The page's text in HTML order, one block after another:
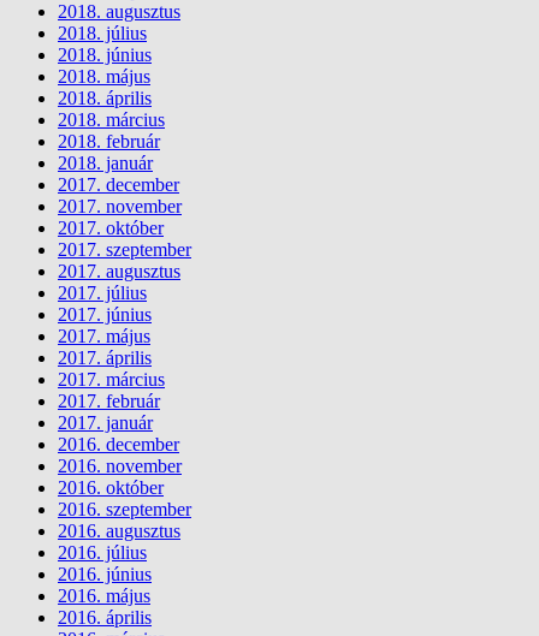
2018. augusztus
2018. július
2018. június
2018. május
2018. április
2018. március
2018. február
2018. január
2017. december
2017. november
2017. október
2017. szeptember
2017. augusztus
2017. július
2017. június
2017. május
2017. április
2017. március
2017. február
2017. január
2016. december
2016. november
2016. október
2016. szeptember
2016. augusztus
2016. július
2016. június
2016. május
2016. április